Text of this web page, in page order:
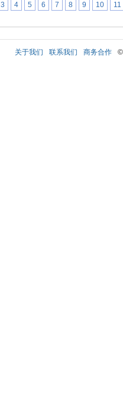
3 4 5 6 7 8 9 10 11
关于我们 联系我们 商务合作